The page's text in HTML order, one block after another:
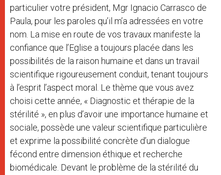
particulier votre président, Mgr Ignacio Carrasco de
Paula, pour les paroles qu’il m’a adressées en votre
nom. La mise en route de vos travaux manifeste la
confiance que l’Eglise a toujours placée dans les
possibilités de la raison humaine et dans un travail
scientifique rigoureusement conduit, tenant toujours
à l’esprit l’aspect moral. Le thème que vous avez
choisi cette année, « Diagnostic et thérapie de la
stérilité », en plus d’avoir une importance humaine et
sociale, possède une valeur scientifique particulière
et exprime la possibilité concrète d’un dialogue
fécond entre dimension éthique et recherche
biomédicale. Devant le problème de la stérilité du